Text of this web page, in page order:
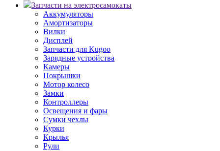
Запчасти на электросамокаты
Аккумуляторы
Амортизаторы
Вилки
Дисплей
Запчасти для Kugoo
Зарядные устройства
Камеры
Покрышки
Мотор колесо
Замки
Контроллеры
Освещения и фары
Сумки чехлы
Курки
Крылья
Рули